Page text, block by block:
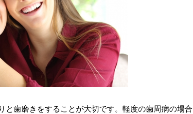
歯磨きをすることが大切です。軽度の歯周病の場合